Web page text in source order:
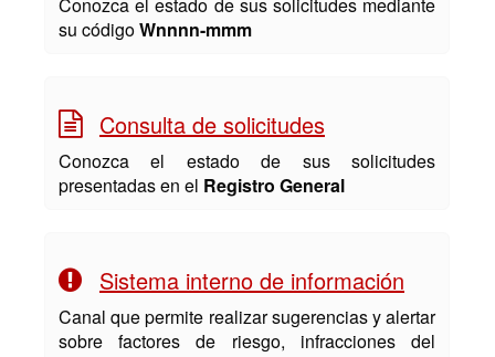
su códigoWnnnn-mmm
Consulta de solicitudes
Conozca el estado de sus solicitudes
presentadas en el Registro General
Sistema interno de información
Canal que permite realizar sugerencias y alertar
sobre factores de riesgo, infracciones del